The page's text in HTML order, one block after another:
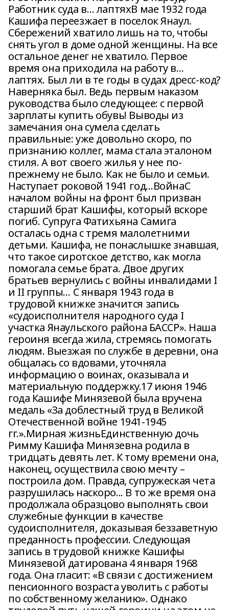
Работник суда в… лаптяхВ мае 1932 года
Кашифа переезжает в поселок Янаул.
Сбережений хватило лишь на то, чтобы
снять угол в доме одной женщины. На все
остальное денег не хватило. Первое
время она приходила на работу в…
лаптях. Был ли в те годы в судах дресс-код?
Наверняка был. Ведь первым наказом
руководства было следующее: с первой
зарплаты купить обувь! Выводы из
замечания она сумела сделать
правильные: уже довольно скоро, по
признанию коллег, мама стала эталоном
стиля. А вот своего жилья у нее по-
прежнему не было. Как не было и семьи.
Наступает роковой 1941 год…ВойнаС
началом войны на фронт был призван
старший брат Кашифы, который вскоре
погиб. Супруга Фатихьяна Самига
осталась одна с тремя малолетними
детьми. Кашифа, не понаслышке знавшая,
что такое сиротское детство, как могла
помогала семье брата. Двое других
братьев вернулись с войны инвалидами I
и II группы… С января 1943 года в
трудовой книжке значится запись
«судоисполнителя народного суда I
участка Янаульского района БАССР». Наша
героиня всегда жила, стремясь помогать
людям. Выезжая по службе в деревни, она
общалась со вдовами, уточняла
информацию о воинах, оказывала и
материальную поддержку.17 июня 1946
года Кашифе Минязевой была вручена
медаль «За доблестный труд в Великой
Отечественной войне 1941-1945
гг.».Мирная жизньЕдинственную дочь
Римму Кашифа Минязевна родила в
тридцать девять лет. К тому времени она,
наконец, осуществила свою мечту –
построила дом. Правда, супружеская чета
разрушилась наскоро... В то же время она
продолжала образцово выполнять свои
служебные функции в качестве
судоисполнителя, доказывая беззаветную
преданность профессии. Следующая
запись в трудовой книжке Кашифы
Минязевой датирована 4 января 1968
года. Она гласит: «В связи с достижением
пенсионного возраста уволить с работы
по собственному желанию». Однако